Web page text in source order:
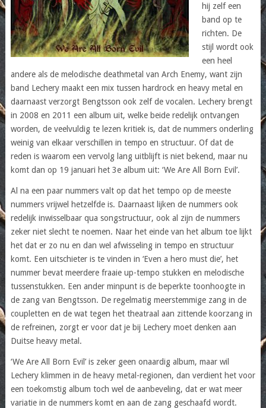
hij zelf een
band op te
richten. De
stijl wordt ook
een heel
andere als de melodische deathmetal van Arch Enemy, want zijn
band Lechery maakt een mix tussen hardrock en heavy metal en
daarnaast verzorgt Bengtsson ook zelf de vocalen. Lechery brengt
in 2008 en 2011 een album uit, welke beide redelijk ontvangen
worden, de veelvuldig te lezen kritiek is, dat de nummers onderling
weinig van elkaar verschillen in tempo en structuur. Of dat de
reden is waarom een vervolg lang uitblijft is niet bekend, maar nu
komt dan op 19 januari het 3e album uit: ‘We Are All Born Evil’.
Al na een paar nummers valt op dat het tempo op de meeste
nummers vrijwel hetzelfde is. Daarnaast lijken de nummers ook
redelijk inwisselbaar qua songstructuur, ook al zijn de nummers
zeker niet slecht te noemen. Naar het einde van het album toe lijkt
het dat er zo nu en dan wel afwisseling in tempo en structuur
komt. Een uitschieter is te vinden in ‘Even a hero must die’, het
nummer bevat meerdere fraaie up-tempo stukken en melodische
tussenstukken. Een ander minpunt is de beperkte toonhoogte in
de zang van Bengtsson. De regelmatig meerstemmige zang in de
coupletten en de wat tegen het theatraal aan zittende koorzang in
de refreinen, zorgt er voor dat je bij Lechery moet denken aan
Duitse heavy metal.
‘We Are All Born Evil’ is zeker geen onaardig album, maar wil
Lechery klimmen in de heavy metal-regionen, dan verdient het voor
een toekomstig album toch wel de aanbeveling, dat er wat meer
variatie in de nummers komt en aan de zang geschaafd wordt.